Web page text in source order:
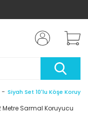
Siyah Set 10'lu Köşe